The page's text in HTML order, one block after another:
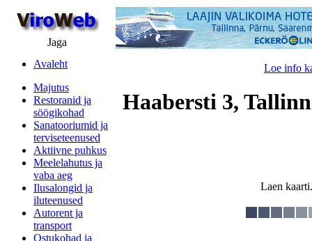
Jaga
Avaleht
Majutus
Restoranid ja
söögikohad
Sanatooriumid ja
terviseteenused
Aktiivne puhkus
Meelelahutus ja
vaba aeg
Ilusalongid ja
iluteenused
Autorent ja
transport
Ostukohad ja
Loe info
Haabersti 3,
Laen